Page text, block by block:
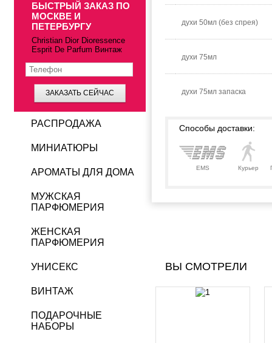
духи 50мл (без спрея)
духи 75мл
духи 75мл запаска
Способы доставки:
EMS Курьер
ВЫ СМОТРЕЛИ
БЫСТРЫЙ ЗАКАЗ ПО
МОСКВЕ И
ПЕТЕРБУРГУ
Christian Dior Dioressence
Esprit De Parfum Винтаж
ЗАКАЗАТЬ СЕЙЧАС
РАСПРОДАЖА
МИНИАТЮРЫ
АРОМАТЫ ДЛЯ ДОМА
МУЖСКАЯ
ПАРФЮМЕРИЯ
ЖЕНСКАЯ
ПАРФЮМЕРИЯ
УНИСЕКС
ВИНТАЖ
ПОДАРОЧНЫЕ
НАБОРЫ